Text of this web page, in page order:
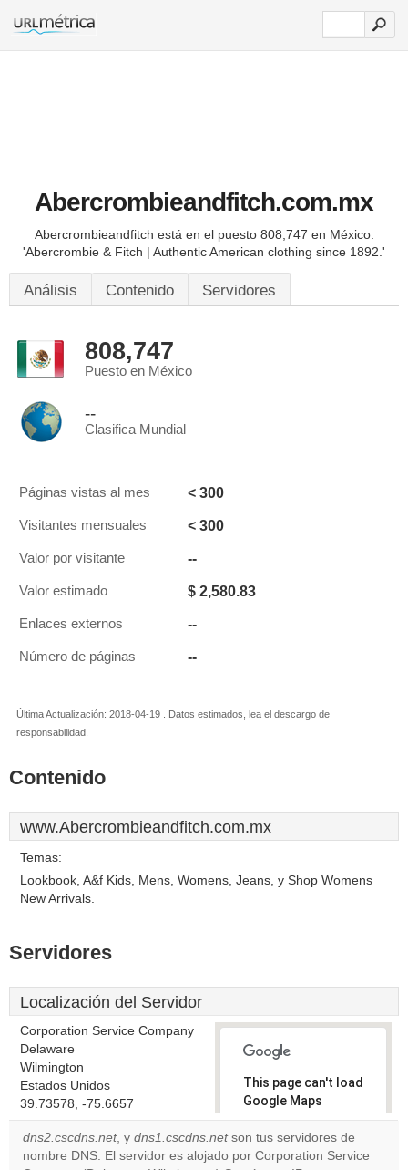
Abercrombieandfitch.com.mx
Abercrombieandfitch está en el puesto 808,747 en México.
'Abercrombie & Fitch | Authentic American clothing since 1892.'
Análisis Contenido Servidores
808,747
Puesto en México
--
Clasifica Mundial
Páginas vistas al mes < 300
Visitantes mensuales < 300
Valor por visitante --
Valor estimado $ 2,580.83
Enlaces externos --
Número de páginas --
Última Actualización: 2018-04-19 . Datos estimados, lea el descargo de
responsabilidad.
Contenido
www.Abercrombieandfitch.com.mx
Temas:
Lookbook, A&f Kids, Mens, Womens, Jeans, y Shop Womens
New Arrivals.
Servidores
Localización del Servidor
Corporation Service Company
Delaware
Wilmington
Estados Unidos
39.73578, -75.6657
This page can't load
Google Maps
correctly.
Do you
dns2.cscdns.net, y dns1.cscdns.netson tus servidores de
nombre DNS. El servidor es alojado por Corporation Service